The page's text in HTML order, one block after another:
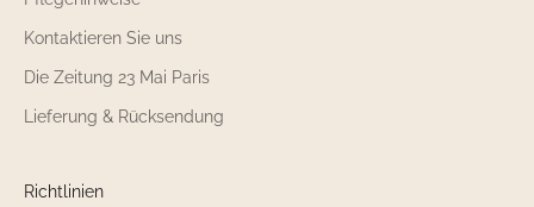
Kontaktieren Sie uns
Die Zeitung 23 Mai Paris
Lieferung & Rücksendung
Richtlinien